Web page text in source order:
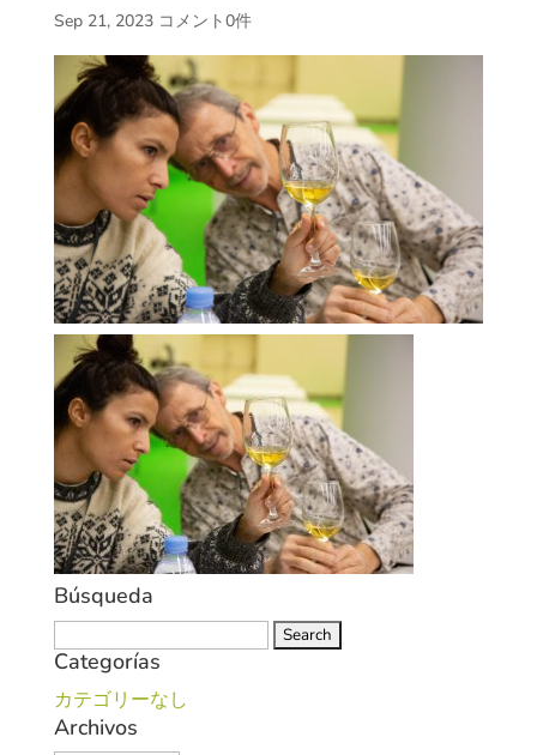
Sep 21, 2023 コメント0件
Búsqueda
for:
Categorías
カテゴリーなし
Archivos